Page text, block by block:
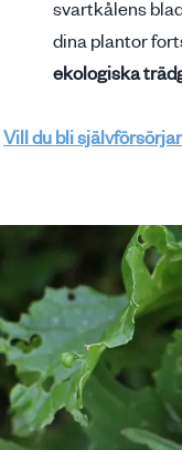
svartkålens
dina plantor
ekologiska
Vill du bli